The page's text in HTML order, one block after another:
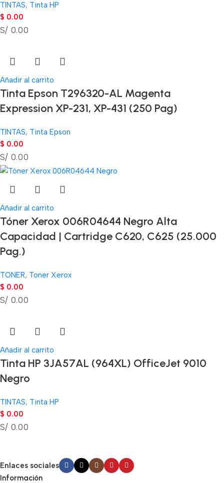
TINTAS, Tinta HP
$ 0.00
S/ 0.00
Añadir al carrito
Tinta Epson T296320-AL Magenta
Expression XP-231, XP-431 (250 Pag)
TINTAS, Tinta Epson
$ 0.00
S/ 0.00
Añadir al carrito
Tóner Xerox 006R04644 Negro Alta
Capacidad | Cartridge C620, C625 (25.000
Pag.)
TONER, Toner Xerox
$ 0.00
S/ 0.00
Añadir al carrito
Tinta HP 3JA57AL (964XL) OfficeJet 9010
Negro
TINTAS, Tinta HP
$ 0.00
S/ 0.00
Enlaces sociales
Información